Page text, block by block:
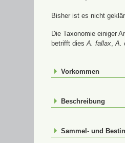
Bisher ist es nicht
Die Taxonomie einiger
betrifft diesA. fallax,A.
Vorkommen
Beschreibung
Sammel- und